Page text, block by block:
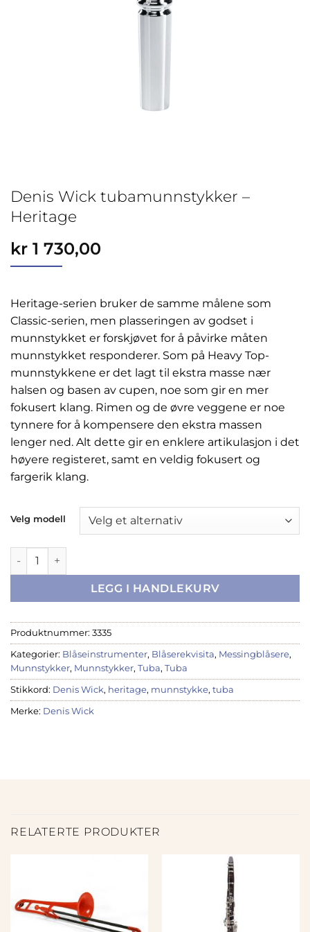
Denis Wick tubamunnstykker –
Heritage
kr 1 730,00
Heritage-serien bruker de samme målene som
Classic-serien, men plasseringen av godset i
munnstykket er forskjøvet for å påvirke måten
munnstykket responderer. Som på Heavy Top-
munnstykkene er det lagt til ekstra masse nær
halsen og basen av cupen, noe som gir en mer
fokusert klang. Rimen og de øvre veggene er noe
tynnere for å kompensere den ekstra massen
lenger ned. Alt dette gir en enklere artikulasjon i det
høyere registeret, samt en veldig fokusert og
fargerik klang.
Velg modell
Denis Wick tubamunnstykker - Heritage antall
LEGG I HANDLEKURV
Produktnummer: 3335
Kategorier: Blåseinstrumenter, Blåserekvisita, Messingblåsere,
Munnstykker, Munnstykker, Tuba, Tuba
Stikkord: Denis Wick, heritage, munnstykke, tuba
Merke: Denis Wick
RELATERTE PRODUKTER